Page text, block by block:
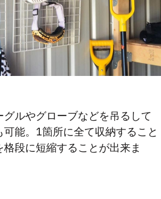
ルやグローブなどを吊るして
能。1箇所に全て収納すること
段に短縮することが出来ま